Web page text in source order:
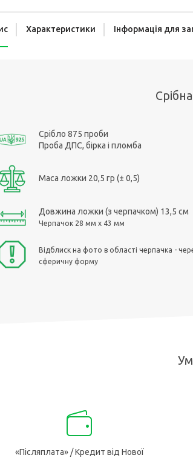
Характеристики Інформація для
Срібло 875 проби
Проба ДПС, бірка і пломба
Маса ложки 20,5 гр (± 0,5)
Довжина ложки (з черпачком) 13,5 см
Черпачок 28 мм х 43 мм
Відблиск на фото в області черпачка -
сферичну форму
«Післяплата» / Кредит від Нової